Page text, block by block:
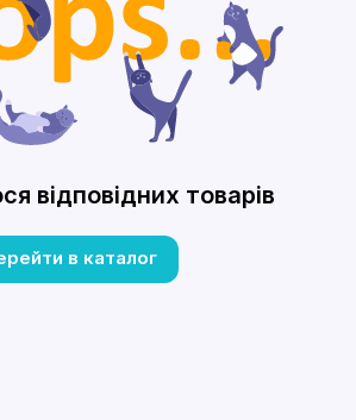
відповідних товарів
в каталог